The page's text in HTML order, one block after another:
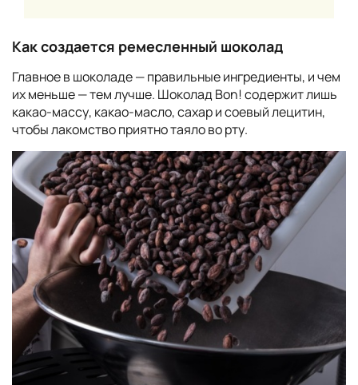
Как создается ремесленный шоколад
Главное в шоколаде — правильные ингредиенты, и чем
их меньше — тем лучше. Шоколад Bon! содержит лишь
какао-массу, какао-масло, сахар и соевый лецитин,
чтобы лакомство приятно таяло во рту.